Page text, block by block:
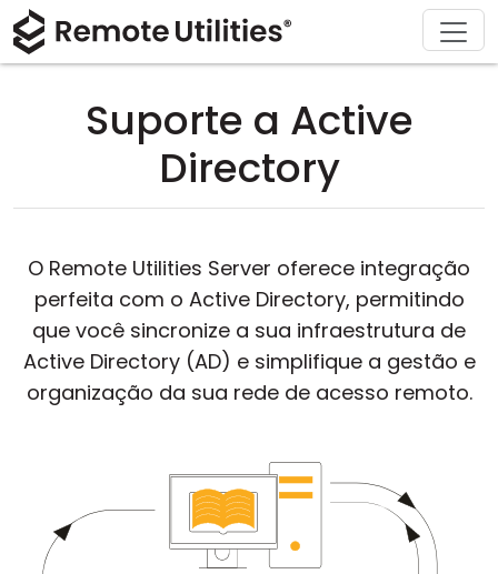
Suporte a Active
Directory
O Remote Utilities Server oferece integração
perfeita com o Active Directory, permitindo
que você sincronize a sua infraestrutura de
Active Directory (AD) e simplifique a gestão e
organização da sua rede de acesso remoto.
Produto
Segurança
Modos de Ligação
Acesso Não Supervisonado
Configuração MSI
Nuvem & Local
Soluções
Manufatura e Varejo
Tecnologia da Informação
Descarregar
macOS
Comprar
Assistente de Licença
Apoio
Documentação
Sobre
Sala de Imprensa